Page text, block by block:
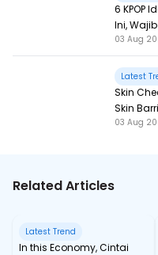
6 KPOP
Ini,
03 Aug
Latest
Skin
Skin
03 Aug
Related Articles
Latest Trend
In this Economy, Cintai